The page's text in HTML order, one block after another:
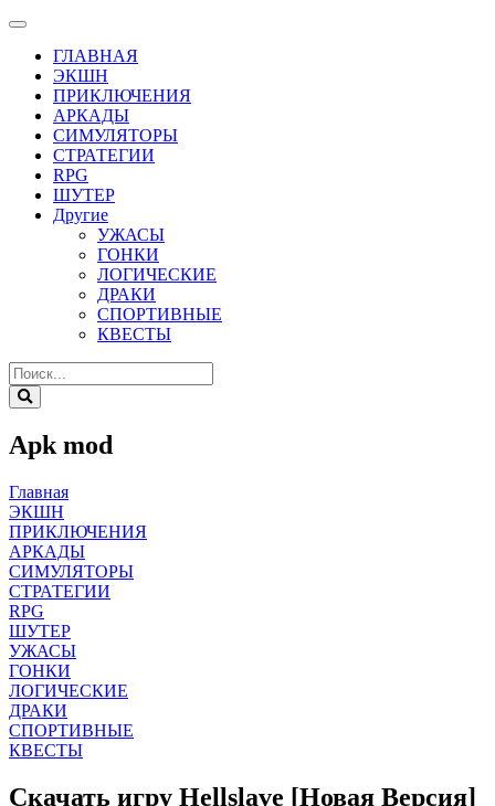
ГЛАВНАЯ
ЭКШН
ПРИКЛЮЧЕНИЯ
АРКАДЫ
СИМУЛЯТОРЫ
СТРАТЕГИИ
RPG
ШУТЕР
Другие
УЖАСЫ
ГОНКИ
ЛОГИЧЕСКИЕ
ДРАКИ
СПОРТИВНЫЕ
КВЕСТЫ
Apk mod
Главная
ЭКШН
ПРИКЛЮЧЕНИЯ
АРКАДЫ
СИМУЛЯТОРЫ
СТРАТЕГИИ
RPG
ШУТЕР
УЖАСЫ
ГОНКИ
ЛОГИЧЕСКИЕ
ДРАКИ
СПОРТИВНЫЕ
КВЕСТЫ
Скачать игру Hellslave [Новая Версия]